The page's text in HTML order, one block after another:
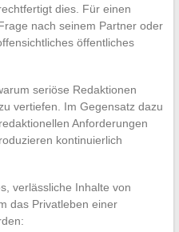
dies. Für einen
nach seinem Partner oder
öffentliches
seriöse Redaktionen
vertiefen. Im Gegensatz dazu
Anforderungen
kontinuierlich
verlässliche Inhalte von
das Privatleben einer